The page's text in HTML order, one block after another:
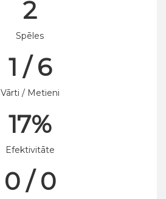
2
Spēles
1 / 6
Vārti / Metieni
17%
Efektivitāte
0 / 0